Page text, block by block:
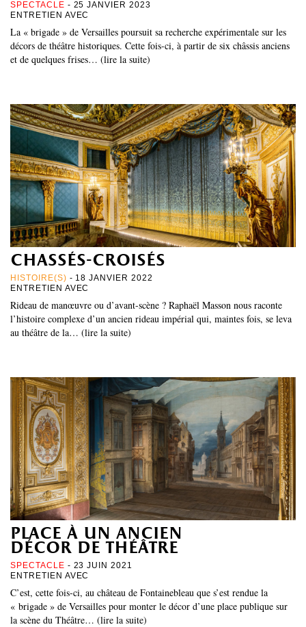
SPECTACLE - 25 JANVIER 2023
ENTRETIEN AVEC
La « brigade » de Versailles poursuit sa recherche expérimentale sur les
décors de théâtre historiques. Cette fois-ci, à partir de six châssis anciens
et de quelques frises… (lire la suite)
chassés-croisés
HISTOIRE(S) - 18 JANVIER 2022
ENTRETIEN AVEC
Rideau de manœuvre ou d’avant-scène ? Raphaël Masson nous raconte
l’histoire complexe d’un ancien rideau impérial qui, maintes fois, se leva
au théâtre de la… (lire la suite)
place à un ancien
décor de théâtre
SPECTACLE - 23 JUIN 2021
ENTRETIEN AVEC
C’est, cette fois-ci, au château de Fontainebleau que s’est rendue la
« brigade » de Versailles pour monter le décor d’une place publique sur
la scène du Théâtre… (lire la suite)